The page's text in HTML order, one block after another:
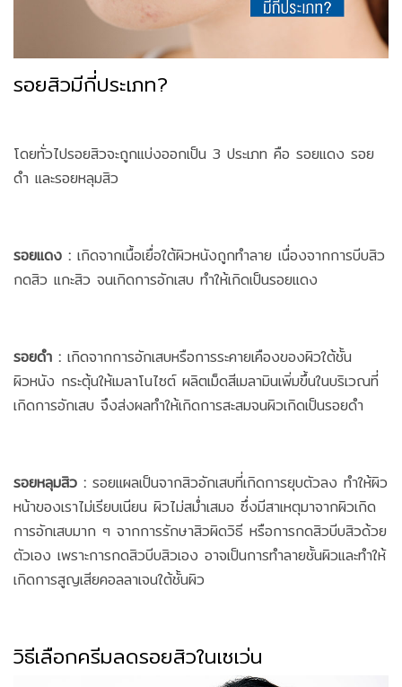
รอยสิวมีกี่ประเภท?
โดยทั่วไปรอยสิวจะถูกแบ่งออกเป็น 3 ประเภท คือ รอยแดง รอย
ดำ และรอยหลุมสิว
รอยแดง : เกิดจากเนื้อเยื่อใต้ผิวหนังถูกทำลาย เนื่องจากการบีบสิว
กดสิว แกะสิว จนเกิดการอักเสบ ทำให้เกิดเป็นรอยแดง
รอยดำ : เกิดจากการอักเสบหรือการระคายเคืองของผิวใต้ชั้น
ผิวหนัง กระตุ้นให้เมลาโนไซต์ ผลิตเม็ดสีเมลามินเพิ่มขึ้นในบริเวณที่
เกิดการอักเสบ จึงส่งผลทำให้เกิดการสะสมจนผิวเกิดเป็นรอยดำ
รอยหลุมสิว : รอยแผลเป็นจากสิวอักเสบที่เกิดการยุบตัวลง ทำให้ผิว
หน้าของเราไม่เรียบเนียน ผิวไม่สม่ำเสมอ ซึ่งมีสาเหตุมาจากผิวเกิด
การอักเสบมาก ๆ จากการรักษาสิวผิดวิธี หรือการกดสิวบีบสิวด้วย
ตัวเอง เพราะการกดสิวบีบสิวเอง อาจเป็นการทำลายชั้นผิวและทำให้
เกิดการสูญเสียคอลลาเจนใต้ชั้นผิว
วิธีเลือกครีมลดรอยสิวในเซเว่น